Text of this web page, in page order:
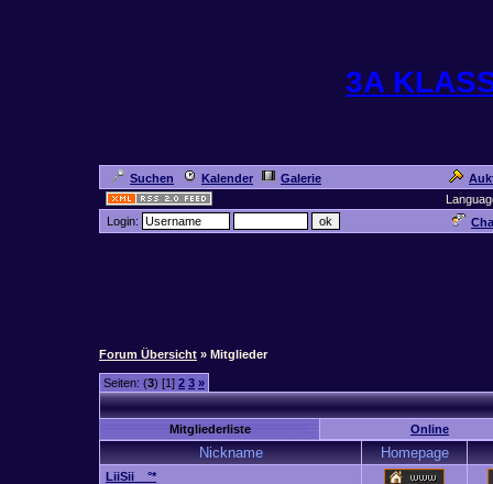
3A
Suchen Kalender Galerie
Login:
Forum Übersicht » Mitglieder
Seiten: (3) [1] 2 3 »
Mitgliederliste Online
Nickname Homepage
LiiSii _ °*